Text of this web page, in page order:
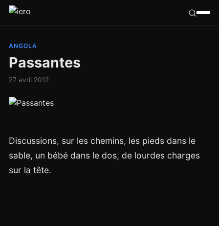
Congo
Hasard
ANGOLA
Passantes
27 avril 2012
Discussions, sur les chemins, les pieds dans le
sable, un bébé dans le dos, de lourdes charges
sur la tête.